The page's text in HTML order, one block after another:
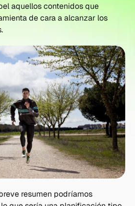
aquellos contenidos que
de cara a alcanzar los
resumen podríamos